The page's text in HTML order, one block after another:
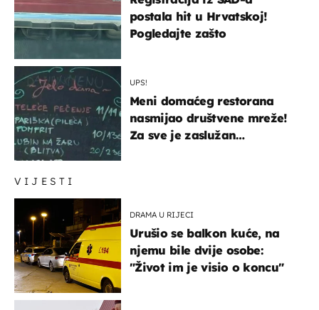
VIJESTI
DRAMA U RIJECI
Urušio se balkon kuće, na
njemu bile dvije osobe:
"Život im je visio o koncu"
postala hit u Hrvatskoj!
Pogledajte zašto
UPS!
Meni domaćeg restorana
nasmijao društvene mreže!
Za sve je zaslužan